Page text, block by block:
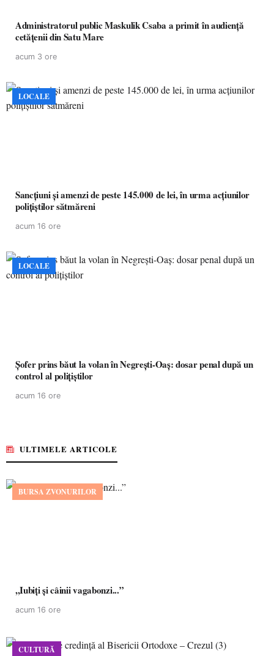
Administratorul public Maskulik Csaba a primit în audiență
cetățenii din Satu Mare
acum 3 ore
LOCALE
Sancțiuni și amenzi de peste 145.000 de lei, în urma acțiunilor
polițiștilor sătmăreni
acum 16 ore
LOCALE
Șofer prins băut la volan în Negrești-Oaș: dosar penal după un
control al polițiștilor
acum 16 ore
ULTIMELE ARTICOLE
BURSA ZVONURILOR
,,Iubiți și câinii vagabonzi...”
acum 16 ore
CULTURĂ